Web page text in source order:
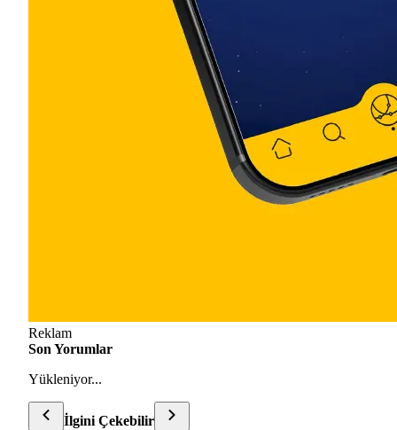
Reklam
Son Yorumlar
Yükleniyor...
İlgini Çekebilir